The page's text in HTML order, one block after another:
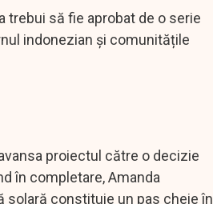
trebui să fie aprobat de o serie
indonezian și comunitățile
proiectul către o decizie
în completare, Amanda
solară constituie un pas cheie în